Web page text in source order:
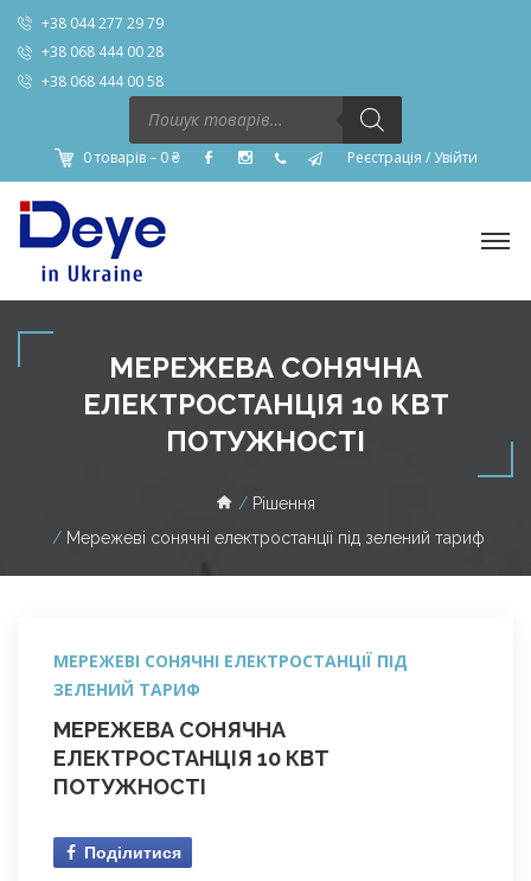
+38 044 277 29 79
+38 068 444 00 28
+38 068 444 00 58
Пошук
товарів
0 товарів – 0₴ Реєстрація /Увійти
МЕРЕЖЕВА СОНЯЧНА
ЕЛЕКТРОСТАНЦІЯ 10 КВТ
ПОТУЖНОСТІ
Рішення
Мережеві сонячні електростанції під зелений тариф
МЕРЕЖЕВІ СОНЯЧНІ ЕЛЕКТРОСТАНЦІЇ ПІД
ЗЕЛЕНИЙ ТАРИФ
МЕРЕЖЕВА СОНЯЧНА
ЕЛЕКТРОСТАНЦІЯ 10 КВТ
ПОТУЖНОСТІ
Поділитися